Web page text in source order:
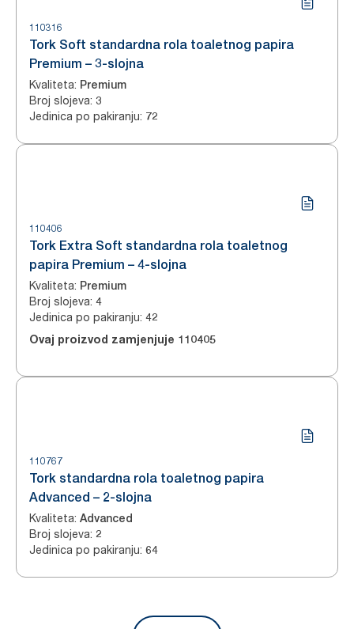
110316
Tork Soft standardna rola toaletnog papira
Premium – 3-slojna
Kvaliteta: Premium
Broj slojeva: 3
Jedinica po pakiranju: 72
110406
Tork Extra Soft standardna rola toaletnog
papira Premium – 4-slojna
Kvaliteta: Premium
Broj slojeva: 4
Jedinica po pakiranju: 42
Ovaj proizvod zamjenjuje 110405
110767
Tork standardna rola toaletnog papira
Advanced – 2-slojna
Kvaliteta: Advanced
Broj slojeva: 2
Jedinica po pakiranju: 64